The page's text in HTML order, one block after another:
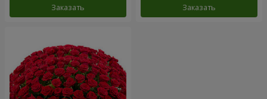
Заказать Заказать